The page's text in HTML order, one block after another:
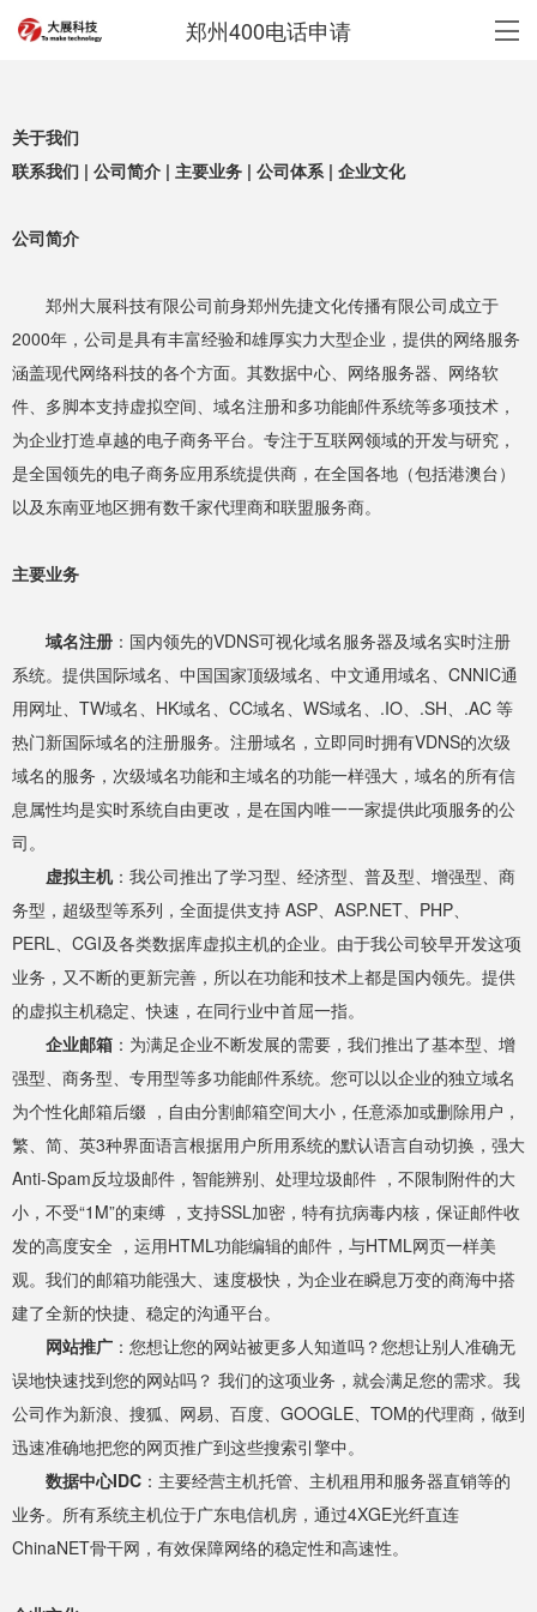
郑州400电话申请
关于我们
联系我们 | 公司简介 | 主要业务 | 公司体系| 企业文化
公司简介
郑州大展科技有限公司前身郑州先捷文化传播有限公司成立于
2000年，公司是具有丰富经验和雄厚实力大型企业，提供的网络服务
涵盖现代网络科技的各个方面。其数据中心、网络服务器、网络软
件、多脚本支持虚拟空间、域名注册和多功能邮件系统等多项技术，
为企业打造卓越的电子商务平台。专注于互联网领域的开发与研究，
是全国领先的电子商务应用系统提供商，在全国各地（包括港澳台）
以及东南亚地区拥有数千家代理商和联盟服务商。
主要业务
域名注册 ：国内领先的VDNS可视化域名服务器及域名实时注册
系统。提供国际域名、中国国家顶级域名、中文通用域名、CNNIC通
用网址、TW域名、HK域名、CC域名、WS域名、.IO、.SH、.AC 等
热门新国际域名的注册服务。注册域名，立即同时拥有VDNS的次级
域名的服务，次级域名功能和主域名的功能一样强大，域名的所有信
息属性均是实时系统自由更改，是在国内唯一一家提供此项服务的公
司。
虚拟主机：我公司推出了学习型、经济型、普及型、增强型、商
务型，超级型等系列，全面提供支持 ASP、ASP.NET、PHP、
PERL、CGI及各类数据库虚拟主机的企业。由于我公司较早开发这项
业务，又不断的更新完善，所以在功能和技术上都是国内领先。提供
的虚拟主机稳定、快速，在同行业中首屈一指。
企业邮箱 ：为满足企业不断发展的需要，我们推出了基本型、增
强型、商务型、专用型等多功能邮件系统。您可以以企业的独立域名
为个性化邮箱后缀 ，自由分割邮箱空间大小，任意添加或删除用户，
繁、简、英3种界面语言根据用户所用系统的默认语言自动切换，强大
Anti-Spam反垃圾邮件，智能辨别、处理垃圾邮件 ，不限制附件的大
小，不受“1M”的束缚 ，支持SSL加密，特有抗病毒内核，保证邮件收
发的高度安全 ，运用HTML功能编辑的邮件，与HTML网页一样美
观。我们的邮箱功能强大、速度极快，为企业在瞬息万变的商海中搭
建了全新的快捷、稳定的沟通平台。
网站推广 ：您想让您的网站被更多人知道吗？您想让别人准确无
误地快速找到您的网站吗？ 我们的这项业务，就会满足您的需求。我
公司作为新浪、搜狐、网易、百度、GOOGLE、TOM的代理商，做到
迅速准确地把您的网页推广到这些搜索引擎中。
数据中心IDC ：主要经营主机托管、主机租用和服务器直销等的
业务。所有系统主机位于广东电信机房，通过4XGE光纤直连
ChinaNET骨干网，有效保障网络的稳定性和高速性。